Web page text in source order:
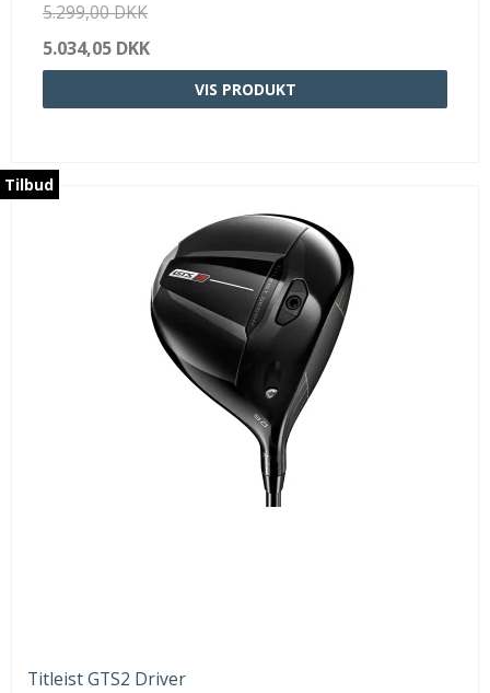
5.299,00 DKK
5.034,05 DKK
VIS PRODUKT
Tilbud
Titleist GTS2 Driver